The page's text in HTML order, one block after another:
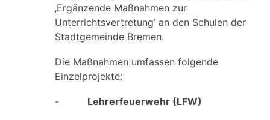
‚Ergänzende Maßnahmen zur
Unterrichtsvertretung’ an den Schulen der
Stadtgemeinde Bremen.
Die Maßnahmen umfassen folgende
Einzelprojekte:
- Lehrerfeuerwehr (LFW)